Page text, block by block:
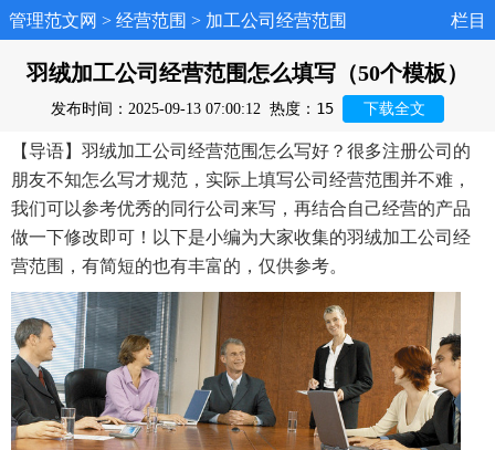
管理范文网 > 经营范围 > 加工公司经营范围 栏目
羽绒加工公司经营范围怎么填写（50个模板）
发布时间：2025-09-13 07:00:12 热度： 15 下载全文
【导语】羽绒加工公司经营范围怎么写好？很多注册公司的
朋友不知怎么写才规范，实际上填写公司经营范围并不难，
我们可以参考优秀的同行公司来写，再结合自己经营的产品
做一下修改即可！以下是小编为大家收集的羽绒加工公司经
营范围，有简短的也有丰富的，仅供参考。